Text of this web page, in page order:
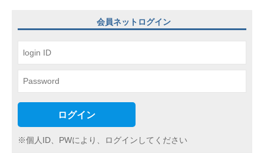
ン
会員ネットログイン
ログイン
※個人ID、PWにより、ログインしてください